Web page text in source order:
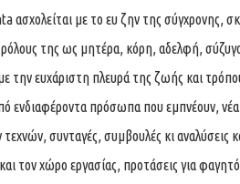
με το ευ ζην της σύγχρονης,
της ως μητέρα, κόρη, αδελφή,
την ευχάριστη πλευρά της ζωής και
ενδιαφέροντα πρόσωπα που εμπνέουν,
συνταγές, συμβουλές κι
τον χώρο εργασίας, προτάσεις για